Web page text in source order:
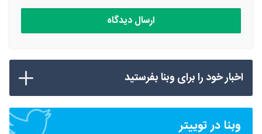
اخبار خود را برای وبنا بفرستید
وبنا در توییتر